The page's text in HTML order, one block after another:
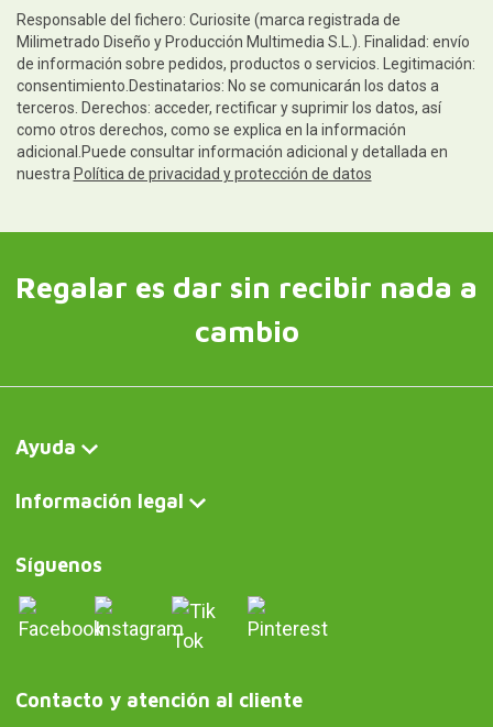
Responsable del fichero: Curiosite (marca registrada de
Milimetrado Diseño y Producción Multimedia S.L.). Finalidad: envío
de información sobre pedidos, productos o servicios. Legitimación:
consentimiento.Destinatarios: No se comunicarán los datos a
terceros. Derechos: acceder, rectificar y suprimir los datos, así
como otros derechos, como se explica en la información
adicional.Puede consultar información adicional y detallada en
nuestra Política de privacidad y protección de datos
Regalar es dar sin recibir nada a
cambio
Ayuda
Información legal
Síguenos
Contacto y atención al cliente